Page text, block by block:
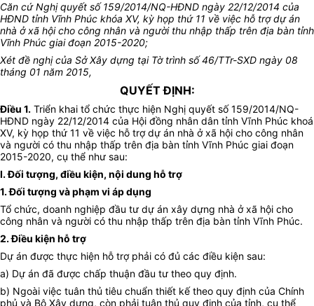
Căn cứ Nghị quyết số 159/2014/NQ-HĐND ngày 22/12/2014 của
HĐND tỉnh Vĩnh Phúc khóa XV, kỳ họp thứ 11 về việc hỗ trợ dự án
nhà ở xã hội cho công nhân và người thu nhập thấp trên địa bàn tỉnh
Vĩnh Phúc giai đoạn 2015-2020;
Xét đề nghị của Sở Xây dựng tại Tờ trình số 46/TTr-SXD ngày 08
tháng 01 năm 2015,
QUYẾT ĐỊNH:
Điều 1. Triển khai tổ chức thực hiện Nghị quyết số 159/2014/NQ-
HĐND ngày 22/12/2014 của Hội đồng nhân dân tỉnh Vĩnh Phúc khoá
XV, kỳ họp thứ 11 về việc hỗ trợ dự án nhà ở xã hội cho công nhân
và người có thu nhập thấp trên địa bàn tỉnh Vĩnh Phúc giai đoạn
2015-2020, cụ thể như sau:
I. Đối tượng, điều kiện, nội dung hỗ trợ
1. Đối tượng và phạm vi áp dụng
Tổ chức, doanh nghiệp đầu tư dự án xây dựng nhà ở xã hội cho
công nhân và người có thu nhập thấp trên địa bàn tỉnh Vĩnh Phúc.
2. Điều kiện hỗ trợ
Dự án được thực hiện hỗ trợ phải có đủ các điều kiện sau:
a) Dự án đã được chấp thuận đầu tư theo quy định.
b) Ngoài việc tuân thủ tiêu chuẩn thiết kế theo quy định của Chính
phủ và Bộ Xây dựng, còn phải tuân thủ quy định của tỉnh, cụ thể